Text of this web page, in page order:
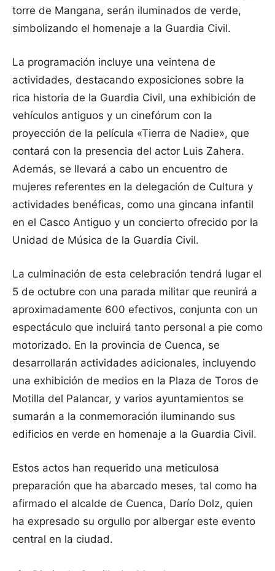
torre de Mangana, serán iluminados de verde,
simbolizando el homenaje a la Guardia Civil.
La programación incluye una veintena de
actividades, destacando exposiciones sobre la
rica historia de la Guardia Civil, una exhibición de
vehículos antiguos y un cinefórum con la
proyección de la película «Tierra de Nadie», que
contará con la presencia del actor Luis Zahera.
Además, se llevará a cabo un encuentro de
mujeres referentes en la delegación de Cultura y
actividades benéficas, como una gincana infantil
en el Casco Antiguo y un concierto ofrecido por la
Unidad de Música de la Guardia Civil.
La culminación de esta celebración tendrá lugar el
5 de octubre con una parada militar que reunirá a
aproximadamente 600 efectivos, conjunta con un
espectáculo que incluirá tanto personal a pie como
motorizado. En la provincia de Cuenca, se
desarrollarán actividades adicionales, incluyendo
una exhibición de medios en la Plaza de Toros de
Motilla del Palancar, y varios ayuntamientos se
sumarán a la conmemoración iluminando sus
edificios en verde en homenaje a la Guardia Civil.
Estos actos han requerido una meticulosa
preparación que ha abarcado meses, tal como ha
afirmado el alcalde de Cuenca, Darío Dolz, quien
ha expresado su orgullo por albergar este evento
central en la ciudad.